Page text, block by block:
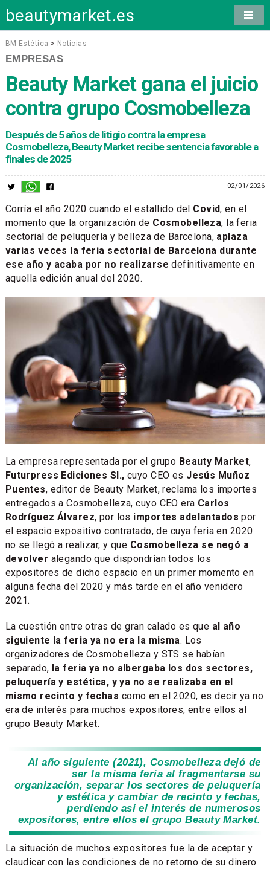
beautymarket.es
BM Estética > Noticias
EMPRESAS
Beauty Market gana el juicio
contra grupo Cosmobelleza
Después de 5 años de litigio contra la empresa
Cosmobelleza, Beauty Market recibe sentencia favorable a
finales de 2025
02/01/2026
Corría el año 2020 cuando el estallido del Covid, en el
momento que la organización de Cosmobelleza, la feria
sectorial de peluquería y belleza de Barcelona, aplaza
varias veces la feria sectorial de Barcelona durante
ese año y acaba por no realizarse definitivamente en
aquella edición anual del 2020.
La empresa representada por el grupo Beauty Market,
Futurpress Ediciones Sl., cuyo CEO es Jesús Muñoz
Puentes, editor de Beauty Market, reclama los importes
entregados a Cosmobelleza, cuyo CEO era Carlos
Rodríguez Álvarez, por los importes adelantados por
el espacio expositivo contratado, de cuya feria en 2020
no se llegó a realizar, y que Cosmobelleza se negó a
devolver alegando que dispondrían todos los
expositores de dicho espacio en un primer momento en
alguna fecha del 2020 y más tarde en el año venidero
2021.
La cuestión entre otras de gran calado es que al año
siguiente la feria ya no era la misma. Los
organizadores de Cosmobelleza y STS se habían
separado, la feria ya no albergaba los dos sectores,
peluquería y estética, y ya no se realizaba en el
mismo recinto y fechas como en el 2020, es decir ya no
era de interés para muchos expositores, entre ellos al
grupo Beauty Market.
Al año siguiente (2021), Cosmobelleza dejó de
ser la misma feria al fragmentarse su
organización, separar los sectores de peluquería
y estética y cambiar de recinto y fechas,
perdiendo así el interés de numerosos
expositores, entre ellos el grupo Beauty Market.
La situación de muchos expositores fue la de aceptar y
claudicar con las condiciones de no retorno de su dinero